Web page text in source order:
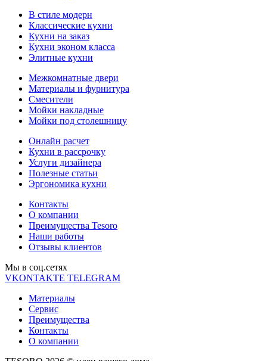
В стиле модерн
Классические кухни
Кухни на заказ
Кухни эконом класса
Элитные кухни
Межкомнатные двери
Материалы и фурнитура
Смесители
Мойки накладные
Мойки под столешницу
Онлайн расчет
Кухни в рассрочку
Услуги дизайнера
Полезные статьи
Эргономика кухни
Контакты
О компании
Преимущества Tesoro
Наши работы
Отзывы клиентов
Мы в соц.cетях
VKONTAKTE TELEGRAM
Материалы
Сервис
Преимущества
Контакты
О компании